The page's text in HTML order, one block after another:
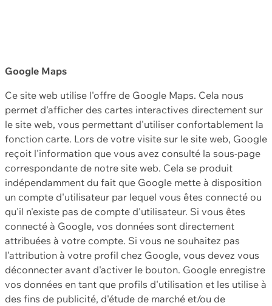
Google Maps
Ce site web utilise l'offre de Google Maps. Cela nous
permet d'afficher des cartes interactives directement sur
le site web, vous permettant d'utiliser confortablement la
fonction carte. Lors de votre visite sur le site web, Google
reçoit l'information que vous avez consulté la sous-page
correspondante de notre site web. Cela se produit
indépendamment du fait que Google mette à disposition
un compte d'utilisateur par lequel vous êtes connecté ou
qu'il n'existe pas de compte d'utilisateur. Si vous êtes
connecté à Google, vos données sont directement
attribuées à votre compte. Si vous ne souhaitez pas
l'attribution à votre profil chez Google, vous devez vous
déconnecter avant d'activer le bouton. Google enregistre
vos données en tant que profils d'utilisation et les utilise à
des fins de publicité, d'étude de marché et/ou de